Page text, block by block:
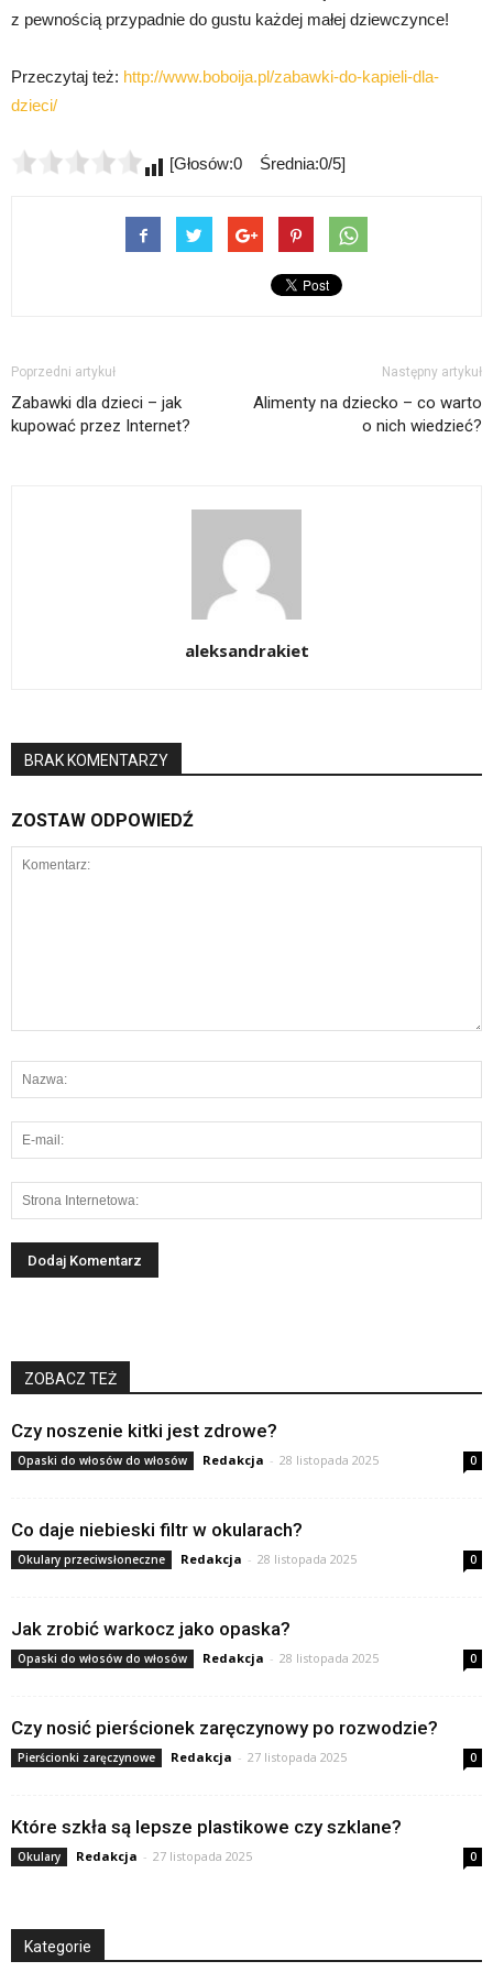
z pewnością przypadnie do gustu każdej małej dziewczynce!
Przeczytaj też: http://www.boboija.pl/zabawki-do-kapieli-dla-
dzieci/
[Głosów:0 Średnia:0/5]
Poprzedni artykuł
Zabawki dla dzieci – jak
kupować przez Internet?
Następny artykuł
Alimenty na dziecko – co warto
o nich wiedzieć?
aleksandrakiet
BRAK KOMENTARZY
ZOSTAW ODPOWIEDŹ
ZOBACZ TEŻ
Czy noszenie kitki jest zdrowe?
Opaski do włosów do włosów Redakcja - 28 listopada 2025 0
Co daje niebieski filtr w okularach?
Okulary przeciwsłoneczne Redakcja - 28 listopada 2025 0
Jak zrobić warkocz jako opaska?
Opaski do włosów do włosów Redakcja - 28 listopada 2025 0
Czy nosić pierścionek zaręczynowy po rozwodzie?
Pierścionki zaręczynowe Redakcja - 27 listopada 2025 0
Które szkła są lepsze plastikowe czy szklane?
Okulary Redakcja - 27 listopada 2025 0
Kategorie